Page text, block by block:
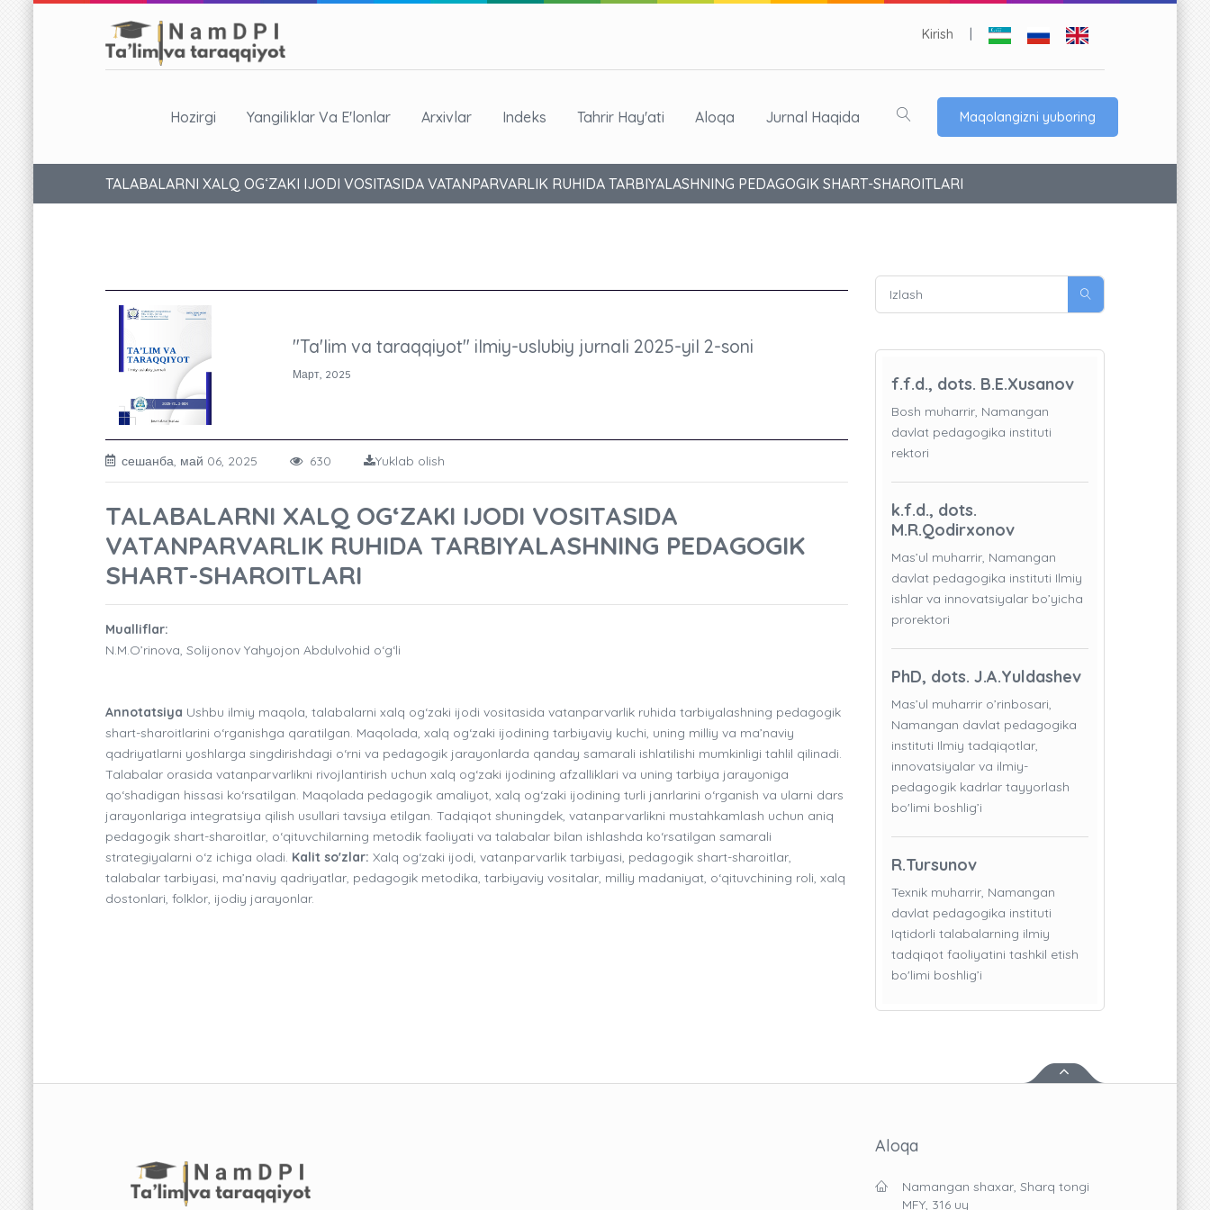
Kirish
Hozirgi Yangiliklar Va E'lonlar Arxivlar Indeks Tahrir Hay'ati Aloqa Jurnal Haqida Maqolangizni yuboring
TALABALARNI XALQ OG‘ZAKI IJODI VOSITASIDA VATANPARVARLIK RUHIDA TARBIYALASHNING PEDAGOGIK SHART-SHAROITLARI
"Ta'lim va taraqqiyot" ilmiy-uslubiy jurnali 2025-yil 2-soni
Март, 2025
сешанба, май 06, 2025 630 Yuklab olish
TALABALARNI XALQ OG‘ZAKI IJODI VOSITASIDA
VATANPARVARLIK RUHIDA TARBIYALASHNING PEDAGOGIK
SHART-SHAROITLARI
Mualliflar:
N.M.O’rinova, Solijonov Yahyojon Abdulvohid o‘g‘li
Annotatsiya Ushbu ilmiy maqola, talabalarni xalq og‘zaki ijodi vositasida vatanparvarlik ruhida tarbiyalashning pedagogik
shart-sharoitlarini o‘rganishga qaratilgan. Maqolada, xalq og‘zaki ijodining tarbiyaviy kuchi, uning milliy va ma’naviy
qadriyatlarni yoshlarga singdirishdagi o‘rni va pedagogik jarayonlarda qanday samarali ishlatilishi mumkinligi tahlil qilinadi.
Talabalar orasida vatanparvarlikni rivojlantirish uchun xalq og‘zaki ijodining afzalliklari va uning tarbiya jarayoniga
qo‘shadigan hissasi ko‘rsatilgan. Maqolada pedagogik amaliyot, xalq og‘zaki ijodining turli janrlarini o‘rganish va ularni dars
jarayonlariga integratsiya qilish usullari tavsiya etilgan. Tadqiqot shuningdek, vatanparvarlikni mustahkamlash uchun aniq
pedagogik shart-sharoitlar, o‘qituvchilarning metodik faoliyati va talabalar bilan ishlashda ko‘rsatilgan samarali
strategiyalarni o‘z ichiga oladi. Kalit so'zlar: Xalq og‘zaki ijodi, vatanparvarlik tarbiyasi, pedagogik shart-sharoitlar,
talabalar tarbiyasi, ma’naviy qadriyatlar, pedagogik metodika, tarbiyaviy vositalar, milliy madaniyat, o‘qituvchining roli, xalq
dostonlari, folklor, ijodiy jarayonlar.
f.f.d., dots. B.E.Xusanov
Bosh muharrir, Namangan
davlat pedagogika instituti
rektori
k.f.d., dots.
M.R.Qodirxonov
Mas’ul muharrir, Namangan
davlat pedagogika instituti Ilmiy
ishlar va innovatsiyalar bo’yicha
prorektori
PhD, dots. J.A.Yuldashev
Mas’ul muharrir o’rinbosari,
Namangan davlat pedagogika
instituti Ilmiy tadqiqotlar,
innovatsiyalar va ilmiy-
pedagogik kadrlar tayyorlash
bo'limi boshlig’i
R.Tursunov
Texnik muharrir, Namangan
davlat pedagogika instituti
Iqtidorli talabalarning ilmiy
tadqiqot faoliyatini tashkil etish
bo'limi boshlig’i
Aloqa
Namangan shaxar, Sharq tongi
MFY, 316 uy